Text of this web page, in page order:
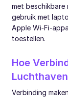
met
gebruik met
Apple Wi-Fi-
toestellen.
Hoe
Luchthaven
Verbinding